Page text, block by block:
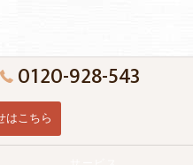
0120-928-543
はこちら